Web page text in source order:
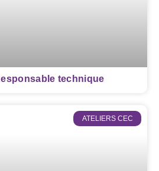
technique
ATELIERS CEC